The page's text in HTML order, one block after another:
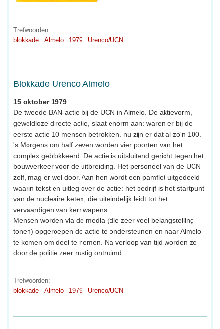
Trefwoorden:
blokkade
Almelo 1979 Urenco/UCN
Blokkade Urenco Almelo
15 oktober 1979
De tweede BAN-actie bij de UCN in Almelo. De aktievorm,
geweldloze directe actie, slaat enorm aan: waren er bij de
eerste actie 10 mensen betrokken, nu zijn er dat al zo'n 100.
's Morgens om half zeven worden vier poorten van het
complex geblokkeerd. De actie is uitsluitend gericht tegen het
bouwverkeer voor de uitbreiding. Het personeel van de UCN
zelf, mag er wel door. Aan hen wordt een pamflet uitgedeeld
waarin tekst en uitleg over de actie: het bedrijf is het startpunt
van de nucleaire keten, die uiteindelijk leidt tot het
vervaardigen van kernwapens.
Mensen worden via de media (die zeer veel belangstelling
tonen) opgeroepen de actie te ondersteunen en naar Almelo
te komen om deel te nemen. Na verloop van tijd worden ze
door de politie zeer rustig ontruimd.
Trefwoorden:
blokkade
Almelo 1979 Urenco/UCN